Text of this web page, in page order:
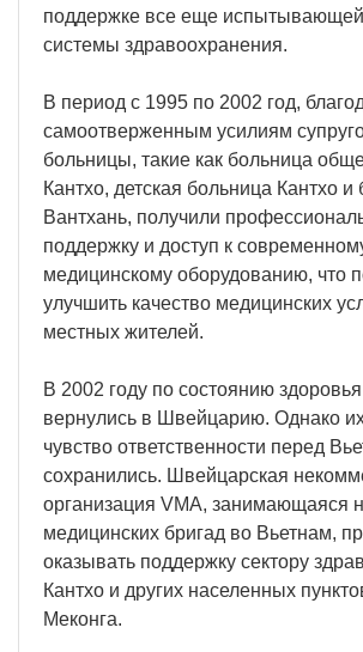
поддержке все еще испытывающей
системы здравоохранения.
В период с 1995 по 2002 год,
самоотверженным усилиям
больницы, такие как больница
Кантхо, детская больница Кантхо и
Вантхань, получили
поддержку и доступ к
медицинскому оборудованию, что
улучшить качество медицинских
местных жителей.
В 2002 году по состоянию
вернулись в Швейцарию. Однако
чувство ответственности перед
сохранились. Швейцарская
организация VMA, занимающаяся
медицинских бригад во Вьетнам,
оказывать поддержку сектору
Кантхо и других населенных
Меконга.